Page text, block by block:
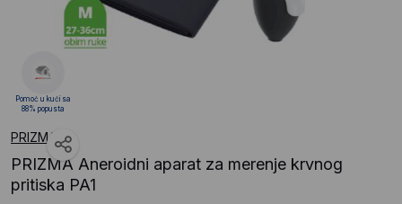
PRIZMA
PRIZMA Aneroidni aparat za merenje krvnog
pritiska PA1
Pomoć u kući sa
88% popusta